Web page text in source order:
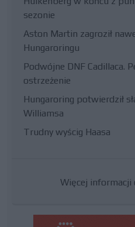
sezonie
Aston Martin zagroził
Hungaroringu
Podwójne DNF Cadillaca.
ostrzeżenie
Hungaroring potwierdził
Williamsa
Trudny wyścig Haasa
Więcej informacji